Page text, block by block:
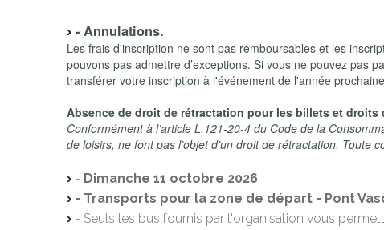
- Annulations.
Les frais d'inscription ne sont pas remboursables et les
pouvons pas admettre d’exceptions. Si vous ne pouvez pas
transférer votre inscription à l'événement de l'année
Absence de droit de rétractation pour les billets et droits
Conformément à l’article L.121-20-4 du Code de la
de loisirs, ne font pas l’objet d’un droit de rétractation. Toute
- Dimanche 11 octobre 2026
- Transports pour la zone de départ - Pont
- Seuls les bus fournis par l'organisation vous